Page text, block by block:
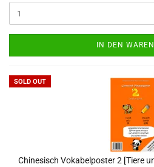
IN DEN
SOLD OUT
Chinesisch Vokabelposter 2 [Tiere